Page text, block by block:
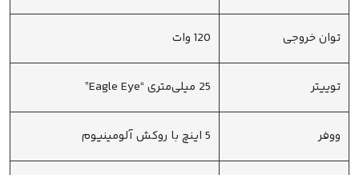
توان خروجی 120 وات
توییتر 25 میلی‌متری “Eagle Eye”
ووفر 5 اینچ با روکش آلومینیوم